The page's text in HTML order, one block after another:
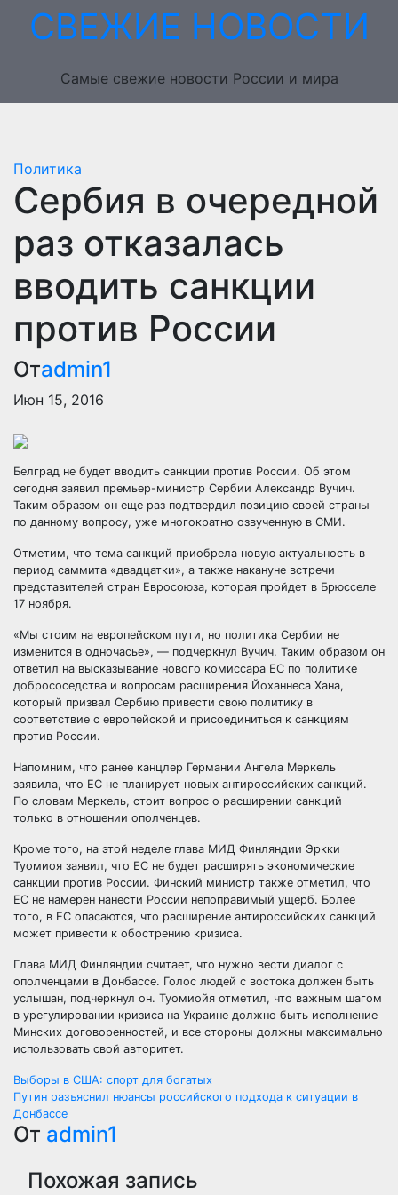
ПерейтиСВЕЖИЕ НОВОСТИ
Самые свежие новости России и мира
Политика
Сербия в очередной
раз отказалась
вводить санкции
против России
Отadmin1
Июн 15, 2016
Белград не будет вводить санкции против России. Об этом
сегодня заявил премьер-министр Сербии Александр Вучич.
Таким образом он еще раз подтвердил позицию своей страны
по данному вопросу, уже многократно озвученную в СМИ.
Отметим, что тема санкций приобрела новую актуальность в
период саммита «двадцатки», а также накануне встречи
представителей стран Евросоюза, которая пройдет в Брюсселе
17 ноября.
«Мы стоим на европейском пути, но политика Сербии не
изменится в одночасье», — подчеркнул Вучич. Таким образом он
ответил на высказывание нового комиссара ЕС по политике
добрососедства и вопросам расширения Йоханнеса Хана,
который призвал Сербию привести свою политику в
соответствие с европейской и присоединиться к санкциям
против России.
Напомним, что ранее канцлер Германии Ангела Меркель
заявила, что ЕС не планирует новых антироссийских санкций.
По словам Меркель, стоит вопрос о расширении санкций
только в отношении ополченцев.
Кроме того, на этой неделе глава МИД Финляндии Эркки
Туомиоя заявил, что ЕС не будет расширять экономические
санкции против России. Финский министр также отметил, что
ЕС не намерен нанести России непоправимый ущерб. Более
того, в ЕС опасаются, что расширение антироссийских санкций
может привести к обострению кризиса.
Глава МИД Финляндии считает, что нужно вести диалог с
ополченцами в Донбассе. Голос людей с востока должен быть
услышан, подчеркнул он. Туомиойя отметил, что важным шагом
в урегулировании кризиса на Украине должно быть исполнение
Минских договоренностей, и все стороны должны максимально
использовать свой авторитет.
Навигация
по
записям
Выборы в США: спорт для богатых
Путин разъяснил нюансы российского подхода к ситуации в
Донбассе
От admin1
Похожая запись